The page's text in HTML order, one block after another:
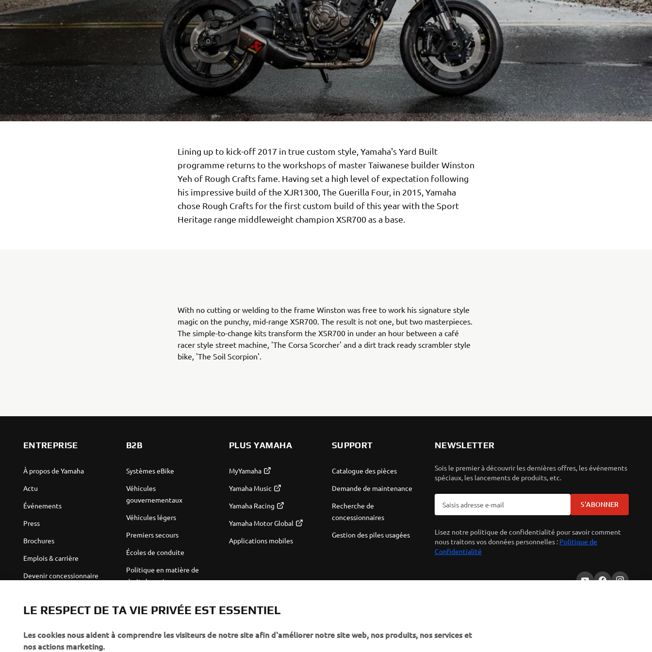
Lining up to kick-off 2017 in true custom style, Yamaha's Yard Built
programme returns to the workshops of master Taiwanese builder Winston
Yeh of Rough Crafts fame. Having set a high level of expectation following
his impressive build of the XJR1300, The Guerilla Four, in 2015, Yamaha
chose Rough Crafts for the first custom build of this year with the Sport
Heritage range middleweight champion XSR700 as a base.
With no cutting or welding to the frame Winston was free to work his signature style
magic on the punchy, mid-range XSR700. The result is not one, but two masterpieces.
The simple-to-change kits transform the XSR700 in under an hour between a café
racer style street machine, 'The Corsa Scorcher' and a dirt track ready scrambler style
bike, 'The Soil Scorpion'.
ENTREPRISE
À propos de Yamaha
Actu
Événements
Press
Brochures
Emplois & carrière
Devenir concessionnaire
base
B2B
Systèmes eBike
Véhicules
gouvernementaux
Véhicules légers
Premiers secours
Écoles de conduite
Politique en matière de
droits humains
Partenariats
Informations techniques
PLUS YAMAHA
MyYamaha
Yamaha Music
Yamaha Racing
Yamaha Motor Global
Applications mobiles
SUPPORT
Catalogue des pièces
Demande de maintenance
Recherche de
concessionnaires
Gestion des piles usagées
NEWSLETTER
Sois le premier à découvrir les dernières offres, les événements
spéciaux, les lancements de produits, etc.
S'ABONNER
Lisez notre politique de confidentialité pour savoir comment
nous traitons vos données personnelles : Politique de
Confidentialité
LE RESPECT DE TA VIE PRIVÉE EST ESSENTIEL
Les cookies nous aident à comprendre les visiteurs de notre site afin d'améliorer notre site web, nos produits, nos services et
nos actions marketing.